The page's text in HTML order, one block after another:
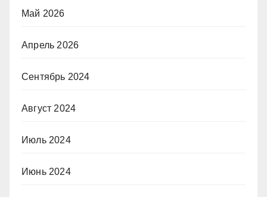
Май 2026
Апрель 2026
Сентябрь 2024
Август 2024
Июль 2024
Июнь 2024